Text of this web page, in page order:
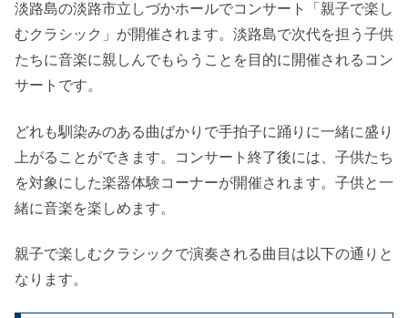
淡路島の淡路市立しづかホールでコンサート「親子で楽し
むクラシック」が開催されます。淡路島で次代を担う子供
たちに音楽に親しんでもらうことを目的に開催されるコン
サートです。
どれも馴染みのある曲ばかりで手拍子に踊りに一緒に盛り
上がることができます。コンサート終了後には、子供たち
を対象にした楽器体験コーナーが開催されます。子供と一
緒に音楽を楽しめます。
親子で楽しむクラシックで演奏される曲目は以下の通りと
なります。